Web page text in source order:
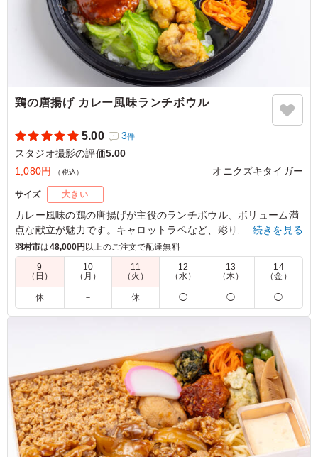
鶏の唐揚げ カレー風味ランチボウル
5.00 3件
スタジオ撮影の評価5.00
1,080円
（税込） オニクズキタイガー
サイズ 大きい
カレー風味の鶏の唐揚げが主役のランチボウル、ボリューム満
点な献立が魅力です。キャロットラペなど、彩り豊かなサイド
も楽しめます。ランチや会議、イベント時のお食事に最適で、
みんなが笑顔になること間違いありません。
5.0
カリッと揚がった唐揚げはジューシーで、スパイシーなカ
コクがご飯によく合い、最後まで美味しくいただけまし
た。ボリュームも十分で、満足感の高いお弁当です。
ご利用シーン：ロケ・撮影
スタジオ撮影
東京都渋谷区恵比寿2026/07/28
…続きを見る
羽村市は48,000円 以上のご注文で配達無料
9
（日）
10
（月）
11
（火）
12
（水）
13
（木）
14
（金）
休 － 休 ◯ ◯ ◯